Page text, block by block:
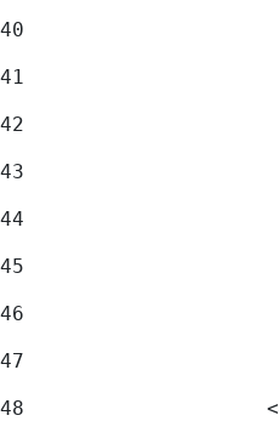
40
41
42
43
44
45
46
47
48